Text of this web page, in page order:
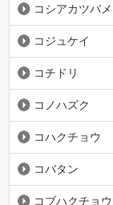
コシアカツバメ
コジュケイ
コチドリ
コノハズク
コハクチョウ
コバタン
コブハクチョウ